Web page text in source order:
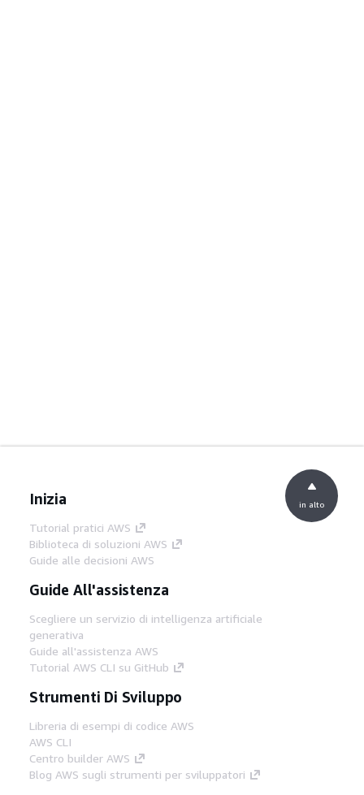
Inizia
Tutorial pratici AWS
Biblioteca di soluzioni AWS
Guide alle decisioni AWS
Guide All'assistenza
Scegliere un servizio di intelligenza artificiale
generativa
Guide all'assistenza AWS
Tutorial AWS CLI su GitHub
Strumenti Di Sviluppo
Libreria di esempi di codice AWS
AWS CLI
Centro builder AWS
Blog AWS sugli strumenti per sviluppatori
in alto